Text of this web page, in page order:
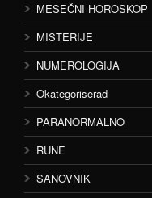
MESEČNI HOROSKOP
MISTERIJE
NUMEROLOGIJA
Okategoriserad
PARANORMALNO
RUNE
SANOVNIK